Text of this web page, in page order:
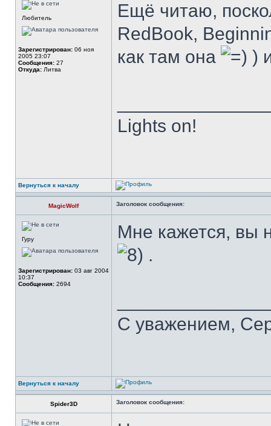
Любитель
Зарегистрирован: 06 ноя
2005 23:07
Сообщения: 27
Откуда: Литва
Ещё читаю,
RedBook,
как там она
)
Lights on!
Вернуться к началу
MagicWolf Заголовок сообщения:
Гуру
Зарегистрирован: 03 авг 2004
10:37
Сообщения: 2694
Мне кажется, вы
.
С уважением,
Вернуться к началу
Spider3D Заголовок сообщения: